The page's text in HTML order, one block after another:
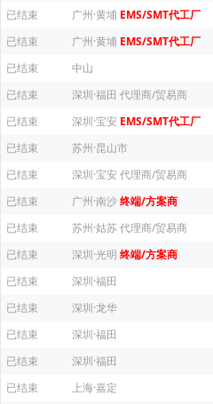
已结束
广州·黄埔 EMS/SMT代工厂
已结束
广州·黄埔 EMS/SMT代工厂
已结束
中山
已结束
深圳·福田 代理商/贸易商
已结束
深圳·宝安 EMS/SMT代工厂
已结束
苏州·昆山市
已结束
深圳·宝安 代理商/贸易商
已结束
广州·南沙终端/方案商
已结束
苏州·姑苏代理商/贸易商
已结束
深圳·光明 终端/方案商
已结束
深圳·福田
已结束
深圳·龙华
已结束
深圳·福田
已结束
深圳·福田
已结束
上海·嘉定